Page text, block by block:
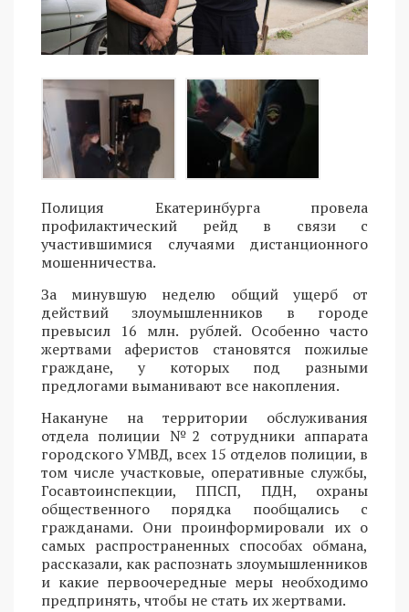
Полиция Екатеринбурга провела
профилактический рейд в связи с
участившимися случаями дистанционного
мошенничества.
За минувшую неделю общий ущерб от
действий злоумышленников в городе
превысил 16 млн. рублей. Особенно часто
жертвами аферистов становятся пожилые
граждане, у которых под разными
предлогами выманивают все накопления.
Накануне на территории обслуживания
отдела полиции №2 сотрудники аппарата
городского УМВД, всех 15 отделов полиции, в
том числе участковые, оперативные службы,
Госавтоинспекции, ППСП, ПДН, охраны
общественного порядка пообщались с
гражданами. Они проинформировали их о
самых распространенных способах обмана,
рассказали, как распознать злоумышленников
и какие первоочередные меры необходимо
предпринять, чтобы не стать их жертвами.